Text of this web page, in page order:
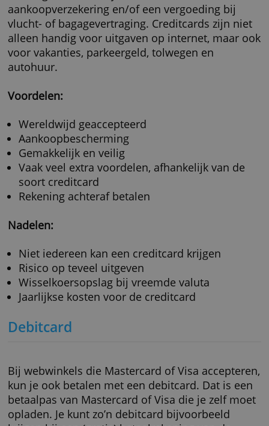
Creditcards van Mastercard en Visa worden
Nederlandse webwinkels ongeveer even
geaccepteerd. Bij 17 à 18 procent kun je met
of beide betaalmiddelen terecht. Creditcards
goed geaccepteerd, slechts bij 6 procent van
merken over het algemeen goed terecht.
Betalen met een creditcard is erg veilig
tweestapsverificatie. Dat betekent dat je twee
keer moet bevestigen dat je de eigenaar van
creditcard bent, één keer met een
één keer met een code die je krijgt met je
telefoon. De betaling goedkeuren via de app
ook.
Creditcards hebben extra voordelen, zoals
aflevergarantie en bijvoorbeeld een
aankoopverzekering en/of een vergoeding bij
vlucht- of bagagevertraging. Creditcards zijn
alleen handig voor uitgaven op internet,
autohuur.
Voordelen: